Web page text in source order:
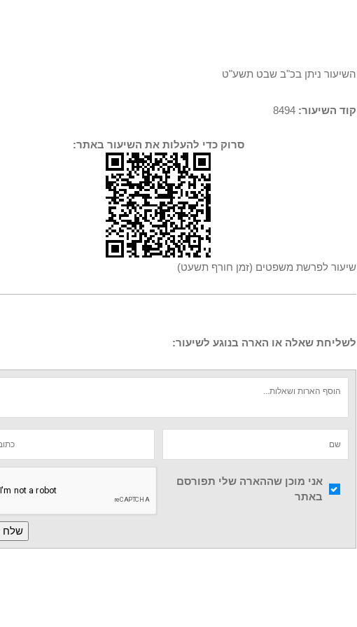
השיעור ניתן בכ"ב שבט תשע"ט
קוד השיעור:
סרוק כדי להעלות את השיעור באתר:
שיעור לפרשת משפטים (זמן חורף תשעט)
לשליחת שאלה או הארה בנוגע לשיעור:
אני מוכן שההארה שלי תפורסם
באתר